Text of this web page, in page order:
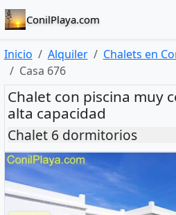
ConilPlaya.com
Inicio Alquiler Chalets en
Casa 676
Chalet con piscina muy
alta capacidad
Chalet 6 dormitorios